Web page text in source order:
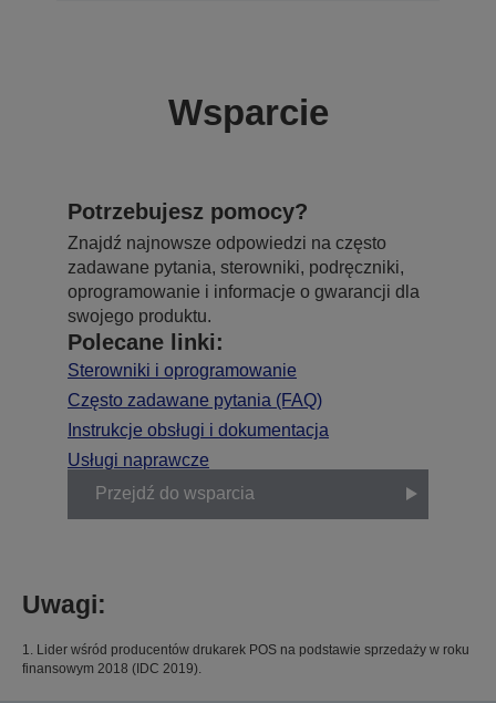
Wsparcie
Potrzebujesz pomocy?
Znajdź najnowsze odpowiedzi na często
zadawane pytania, sterowniki, podręczniki,
oprogramowanie i informacje o gwarancji dla
swojego produktu.
Polecane linki:
Sterowniki i oprogramowanie
Często zadawane pytania (FAQ)
Instrukcje obsługi i dokumentacja
Usługi naprawcze
Przejdź do wsparcia
Uwagi:
1. Lider wśród producentów drukarek POS na podstawie sprzedaży w roku
finansowym 2018 (IDC 2019).